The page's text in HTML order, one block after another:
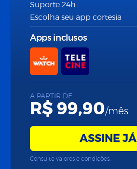
Suporte 24h
Escolha seu app cortesia
Apps inclusos
A PARTIR DE
R$ 99,90/mês
ASSINE JÁ
Consulte valores e condições.